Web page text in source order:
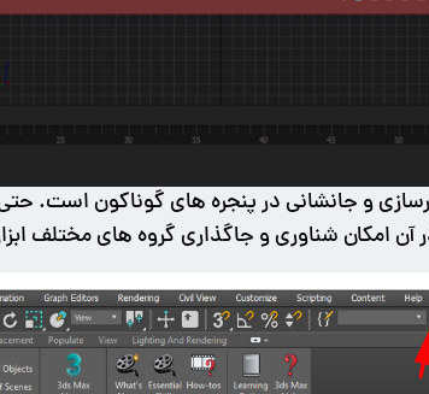
و جانشانی در پنجره های گوناکون است.